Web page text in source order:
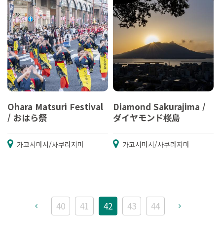
Ohara Matsuri Festival
/ おはら祭
가고시마시/사쿠라지마
Diamond Sakurajima /
ダイヤモンド桜島
가고시마시/사쿠라지마
40 41 42 43 44